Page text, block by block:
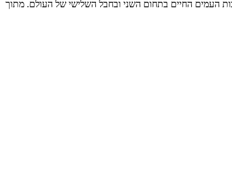
העמים החיים בתחום השני ובחבל השלישי של העולם. מתוך